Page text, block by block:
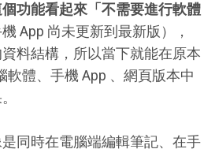
功能看起來「不需要進行軟體
機 App 尚未更新到最新版），
料結構，所以當下就能在原本
軟體、手機 App 、網頁版本中
同時在電腦端編輯筆記、在手